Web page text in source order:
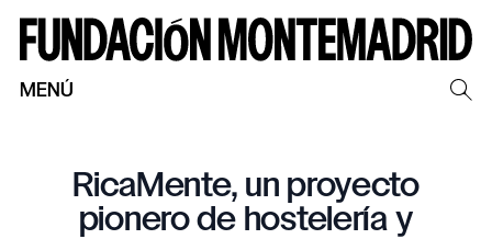
MENÚ
RicaMente, un proyecto
pionero de hostelería y